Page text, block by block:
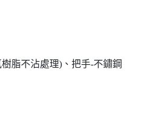
脂不沾處理)、把手-不鏽鋼